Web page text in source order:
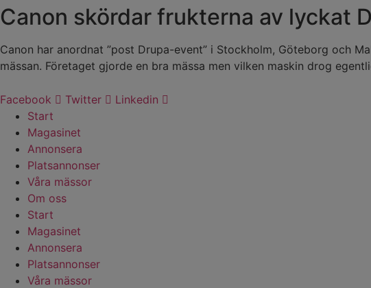
Canon skördar frukterna av lyckat
Canon har anordnat ”post Drupa-event” i Stockholm, Göteborg och
mässan. Företaget gjorde en bra mässa men vilken maskin drog
Facebook Twitter
Linkedin
Start
Magasinet
Annonsera
Platsannonser
Våra mässor
Om oss
Start
Magasinet
Annonsera
Platsannonser
Våra mässor